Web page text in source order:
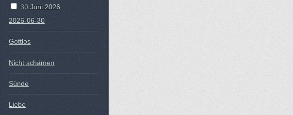
30 Juni 2026
2026-06-30
Gottlos
Nicht schämen
Sünde
Liebe